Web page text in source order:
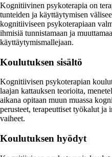
Kognitiivinen psykoterapia on
tunteiden ja käyttäytymisen
kognitiiviseen psykoterapiaan
ihmisiä tunnistamaan ja
käyttäytymismallejaan.
Koulutuksen sisältö
Kognitiivisen psykoterapian
laajan kattauksen teorioita,
aikana opitaan muun muassa
perusteet, terapeuttiset työkalut ja
vaiheet.
Koulutuksen hyödyt